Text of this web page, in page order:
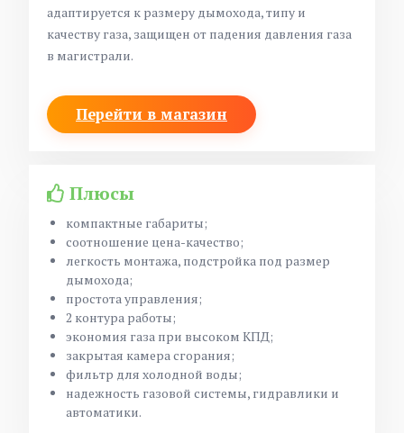
адаптируется к размеру дымохода, типу и
качеству газа, защищен от падения давления газа
в магистрали.
Перейти в магазин
Плюсы
компактные габариты;
соотношение цена-качество;
легкость монтажа, подстройка под размер
дымохода;
простота управления;
2 контура работы;
экономия газа при высоком КПД;
закрытая камера сгорания;
фильтр для холодной воды;
надежность газовой системы, гидравлики и
автоматики.